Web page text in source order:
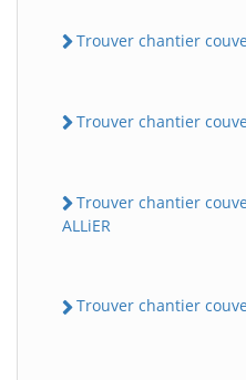
Trouver chantier
Trouver chantier
Trouver chantier
ALLiER
Trouver chantier